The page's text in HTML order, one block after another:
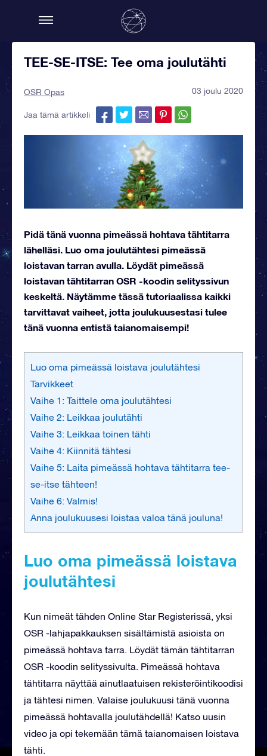
TEE-SE-ITSE: Tee oma joulutähti
OSR Opas 03 joulu 2020
Jaa tämä artikkeli
Pidä tänä vuonna pimeässä hohtava tähtitarra
lähelläsi. Luo oma joulutähtesi pimeässä
loistavan tarran avulla. Löydät pimeässä
loistavan tähtitarran OSR -koodin selityssivun
keskeltä. Näytämme tässä tutoriaalissa kaikki
tarvittavat vaiheet, jotta joulukuusestasi tulee
tänä vuonna entistä taianomaisempi!
Luo oma pimeässä loistava joulutähtesi
Tarvikkeet
Vaihe 1: Taittele oma joulutähtesi
Vaihe 2: Leikkaa joulutähti
Vaihe 3: Leikkaa toinen tähti
Vaihe 4: Kiinnitä tähtesi
Vaihe 5: Laita pimeässä hohtava tähtitarra tee-
se-itse tähteen!
Vaihe 6: Valmis!
Anna joulukuusesi loistaa valoa tänä jouluna!
Luo oma pimeässä loistava
joulutähtesi
Kun nimeät tähden Online Star Registerissä, yksi
OSR -lahjapakkauksen sisältämistä asioista on
pimeässä hohtava tarra. Löydät tämän tähtitarran
OSR -koodin selityssivulta. Pimeässä hohtava
tähtitarra näyttää ainutlaatuisen rekisteröintikoodisi
ja tähtesi nimen. Valaise joulukuusi tänä vuonna
pimeässä hohtavalla joulutähdellä! Katso uusin
video ja opi tekemään tämä taianomaisen loistava
tähti.